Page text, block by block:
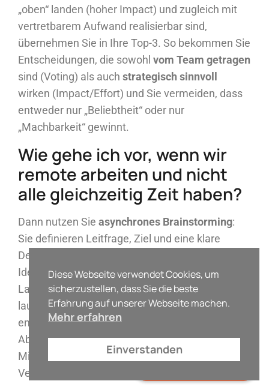
Erstgespräch buchen
„oben“ landen (hoher Impact) und zugleich mit
vertretbarem Aufwand realisierbar sind,
übernehmen Sie in Ihre Top-3. So bekommen Sie
Entscheidungen, die sowohl vom Team getragen
sind (Voting) als auch strategisch sinnvoll
wirken (Impact/Effort) und Sie vermeiden, dass
entweder nur „Beliebtheit“ oder nur
„Machbarkeit“ gewinnt.
Wie gehe ich vor, wenn wir
remote arbeiten und nicht
alle gleichzeitig Zeit haben?
Dann nutzen Sie asynchrones Brainstorming:
Sie definieren Leitfrage, Ziel und eine klare
Deadline (z. B. 48-72 Stunden) und sammeln
Ideen in einem Kanal/Board (z. B. Teams, Trello).
Lassen Sie Reaktionen über Labels/Emojis
laufen (Impact, Aufwand, Risiko), damit keine
endlosen Threads entstehen. Planen Sie zum
Abschluss einen kurzen synchronen Slot (10-15
Minuten), um die Favoriten zu bestätigen und
Verantwortlichkeiten festzuzurren.
Diese Webseite verwendet Cookies, um
sicherzustellen, dass Sie die beste
Erfahrung auf unserer Webseite machen.
Mehr erfahren
Einverstanden